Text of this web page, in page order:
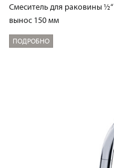
Смеситель для раковины ½“
вынос 150 мм
ПОДРОБНО